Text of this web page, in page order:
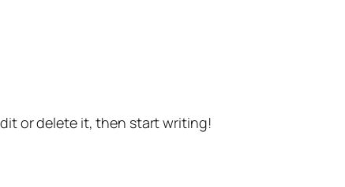
or delete it, then start writing!